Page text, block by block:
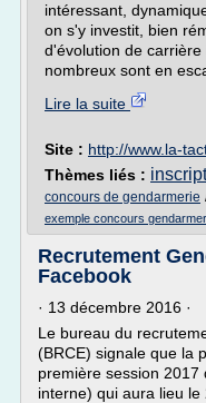
intéressant,
on s'y investit, bien
d'évolution de
nombreux sont en
Lire la suite
Site : http://www.la-
Thèmes liés :
concours de gendarmerie
exemple concours
Recrutement
Facebook
· 13 décembre 2016 ·
Le bureau du
(BRCE) signale que la
première session
interne) qui aura lieu